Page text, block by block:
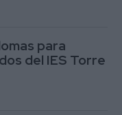
para
del IES Torre